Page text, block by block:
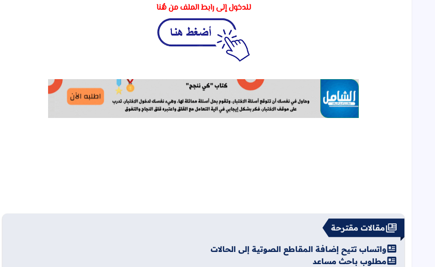
للدخول إلى رابط الملف من هُنا
مقالات مقترحة
واتساب تتيح إضافة المقاطع الصوتية إلى الحالات
مطلوب باحث مساعد